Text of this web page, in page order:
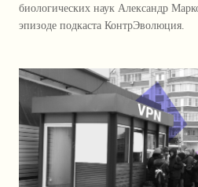
биологических наук Александр
эпизоде подкаста КонтрЭволюция.